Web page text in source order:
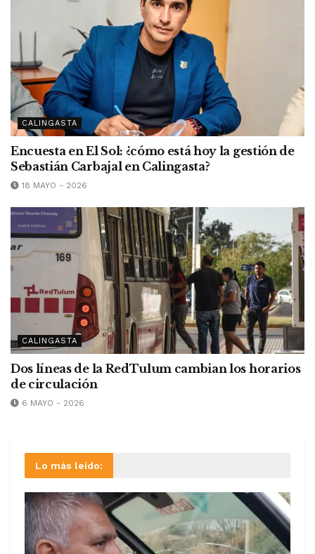
CALINGASTA
Encuesta en El Sol: ¿cómo está hoy la gestión de
Sebastián Carbajal en Calingasta?
18 MAYO - 2026
CALINGASTA
Dos líneas de la RedTulum cambian los horarios
de circulación
6 MAYO - 2026
Lo más leído: